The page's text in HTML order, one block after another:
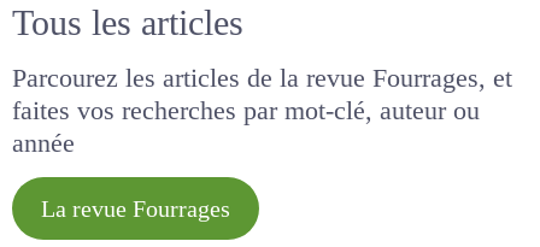
Tous les articles
Parcourez les articles de la revue Fourrages, et
faites vos recherches par mot-clé, auteur ou
année
La revue Fourrages